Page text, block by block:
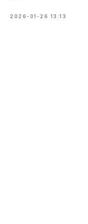
2026-01-26 13:13